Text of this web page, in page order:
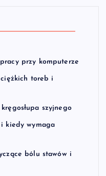
przy komputerze
toreb i
szyjnego
i kiedy wymaga
bólu stawów i